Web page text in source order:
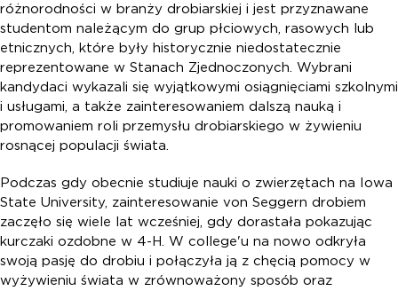
różnorodności w branży drobiarskiej i jest przyznawane
studentom należącym do grup płciowych, rasowych lub
etnicznych, które były historycznie niedostatecznie
reprezentowane w Stanach Zjednoczonych. Wybrani
kandydaci wykazali się wyjątkowymi osiągnięciami szkolnymi
i usługami, a także zainteresowaniem dalszą nauką i
promowaniem roli przemysłu drobiarskiego w żywieniu
rosnącej populacji świata.
Podczas gdy obecnie studiuje nauki o zwierzętach na Iowa
State University, zainteresowanie von Seggern drobiem
zaczęło się wiele lat wcześniej, gdy dorastała pokazując
kurczaki ozdobne w 4-H. W college'u na nowo odkryła
swoją pasję do drobiu i połączyła ją z chęcią pomocy w
wyżywieniu świata w zrównoważony sposób oraz